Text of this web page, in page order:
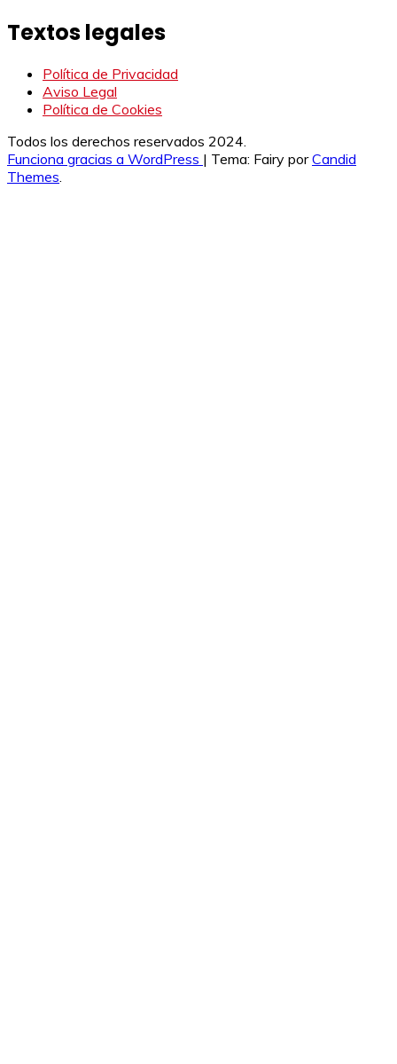
Textos legales
Política de Privacidad
Aviso Legal
Política de Cookies
Todos los derechos reservados 2024.
Funciona gracias a WordPress | Tema: Fairy porCandid
Themes.